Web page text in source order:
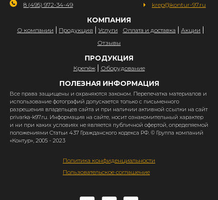
8 (495) 972-34-49 krep@kontur-97.ru
КОМПАНИЯ
О компании Продукция Услуги Оплата и доставка
Акции
Отзывы
ПРОДУКЦИЯ
Крепёж Оборудование
ПОЛЕЗНАЯ ИНФОРМАЦИЯ
Все права защищены и охраняются законом. Перепечатка материалов и
использование фотографий допускается только с письменного
разрешения владельцев сайта и при наличии активной ссылки на сайт
privarka-k97.ru. Информация на сайте, носит ознакомительный характер
и ни при каких условиях не является публичной офертой, определяемой
положениями Статьи 437 Гражданского кодекса РФ. © Группа компаний
«Контур», 2005 - 2023
Политика конфиденциальности
Пользовательское соглашение